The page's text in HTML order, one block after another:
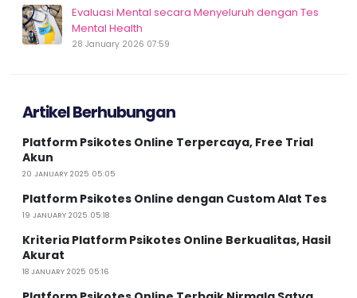
Evaluasi Mental secara Menyeluruh dengan Tes
Mental Health
28 January 2026 07:59
Artikel Berhubungan
Platform Psikotes Online Terpercaya, Free Trial
Akun
20 JANUARY 2025 05:05
Platform Psikotes Online dengan Custom Alat Tes
19 JANUARY 2025 05:18
Kriteria Platform Psikotes Online Berkualitas, Hasil
Akurat
18 JANUARY 2025 05:16